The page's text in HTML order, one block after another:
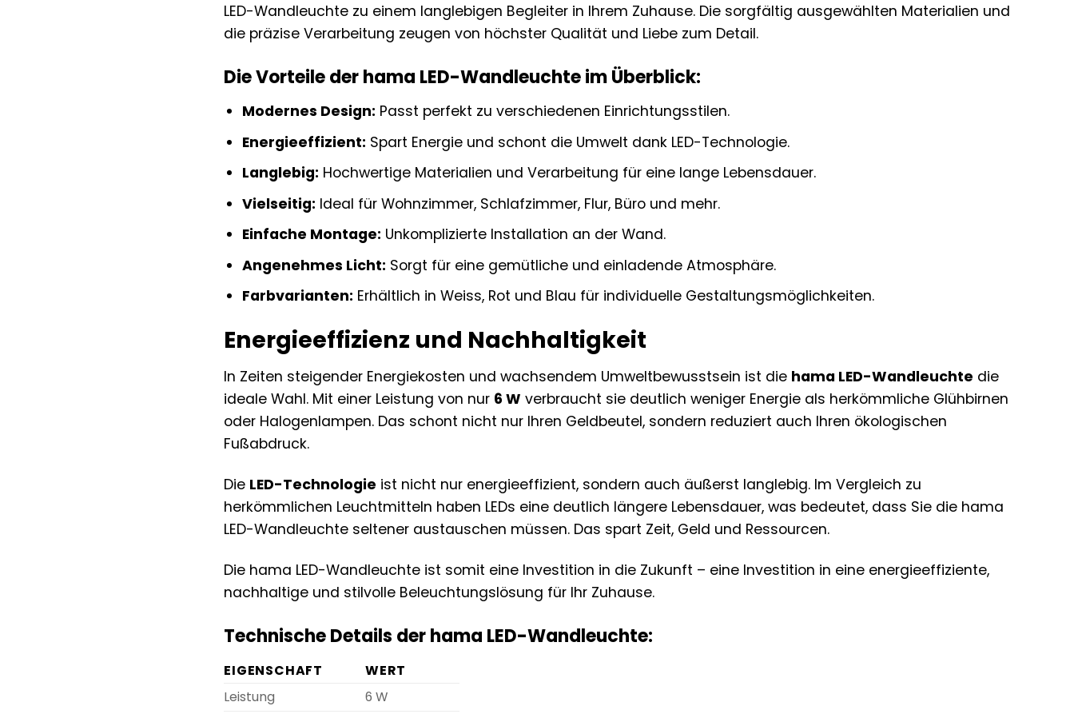
LED-Wandleuchte zu einem langlebigen Begleiter in Ihrem Zuhause. Die sorgfältig ausgewählten Materialien und
die präzise Verarbeitung zeugen von höchster Qualität und Liebe zum Detail.
Die Vorteile der hama LED-Wandleuchte im Überblick:
Modernes Design: Passt perfekt zu verschiedenen Einrichtungsstilen.
Energieeffizient: Spart Energie und schont die Umwelt dank LED-Technologie.
Langlebig: Hochwertige Materialien und Verarbeitung für eine lange Lebensdauer.
Vielseitig: Ideal für Wohnzimmer, Schlafzimmer, Flur, Büro und mehr.
Einfache Montage: Unkomplizierte Installation an der Wand.
Angenehmes Licht: Sorgt für eine gemütliche und einladende Atmosphäre.
Farbvarianten: Erhältlich in Weiss, Rot und Blau für individuelle Gestaltungsmöglichkeiten.
Energieeffizienz und Nachhaltigkeit
In Zeiten steigender Energiekosten und wachsendem Umweltbewusstsein ist die hama LED-Wandleuchte die
ideale Wahl. Mit einer Leistung von nur 6 W verbraucht sie deutlich weniger Energie als herkömmliche Glühbirnen
oder Halogenlampen. Das schont nicht nur Ihren Geldbeutel, sondern reduziert auch Ihren ökologischen
Fußabdruck.
Die LED-Technologie ist nicht nur energieeffizient, sondern auch äußerst langlebig. Im Vergleich zu
herkömmlichen Leuchtmitteln haben LEDs eine deutlich längere Lebensdauer, was bedeutet, dass Sie die hama
LED-Wandleuchte seltener austauschen müssen. Das spart Zeit, Geld und Ressourcen.
Die hama LED-Wandleuchte ist somit eine Investition in die Zukunft – eine Investition in eine energieeffiziente,
nachhaltige und stilvolle Beleuchtungslösung für Ihr Zuhause.
Technische Details der hama LED-Wandleuchte:
EIGENSCHAFT
WERT
Leistung
6 W